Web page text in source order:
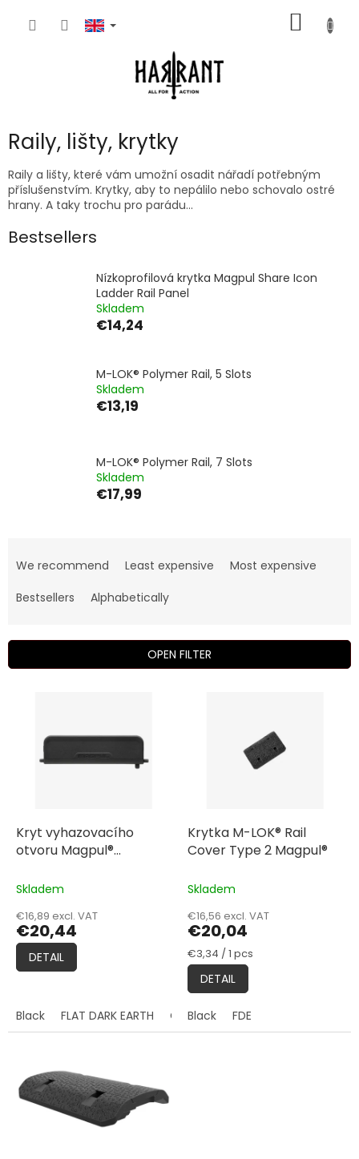
CART
Raily, lišty, krytky
Raily a lišty, které vám umožní osadit nářadí potřebným
příslušenstvím. Krytky, aby to nepálilo nebo schovalo ostré
hrany. A taky trochu pro parádu...
Bestsellers
Nízkoprofilová krytka Magpul Share Icon
Ladder Rail Panel
Skladem
€14,24
M-LOK® Polymer Rail, 5 Slots
Skladem
€13,19
M-LOK® Polymer Rail, 7 Slots
Skladem
€17,99
d
c
s
We recommend Least expensive
Most expensive
Bestsellers
Alphabetically
OPEN FILTER
o
d
c
Kryt vyhazovacího
otvoru Magpul®
Cover
Skladem
€16,89 excl. VAT
€20,44
DETAIL
Black FLAT DARK EARTH Olive Drab Green
Krytka M-LOK® Rail
Cover Type 2 Magpul®
Skladem
€16,56 excl. VAT
€20,04
Measure
price:
€3,34 / 1 pcs
DETAIL
Black FDE